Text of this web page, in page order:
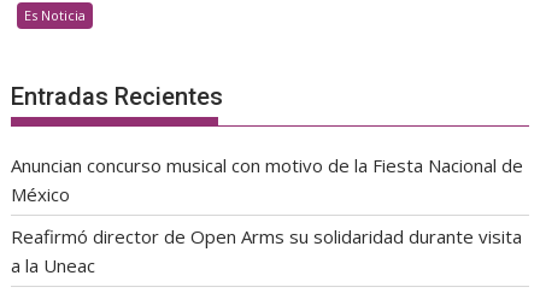
Es Noticia
Entradas Recientes
Anuncian concurso musical con motivo de la Fiesta Nacional de
México
Reafirmó director de Open Arms su solidaridad durante visita
a la Uneac